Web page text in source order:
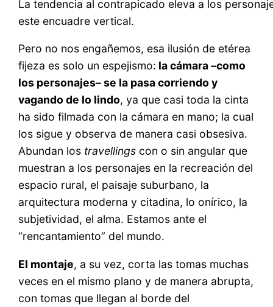
La tendencia al contrapicado eleva a los
este encuadre vertical.
Pero no nos engañemos, esa ilusión de etérea
fijeza es solo un espejismo: la cámara –como
los personajes– se la pasa corriendo y
vagando de lo lindo, ya que casi toda la cinta
ha sido filmada con la cámara en mano; la cual
los sigue y observa de manera casi obsesiva.
Abundan los travellings con o sin angular que
muestran a los personajes en la recreación del
espacio rural, el paisaje suburbano, la
arquitectura moderna y citadina, lo onírico, la
subjetividad, el alma. Estamos ante el
“rencantamiento” del mundo.
El montaje, a su vez, corta las tomas muchas
veces en el mismo plano y de manera abrupta,
con tomas que llegan al borde del